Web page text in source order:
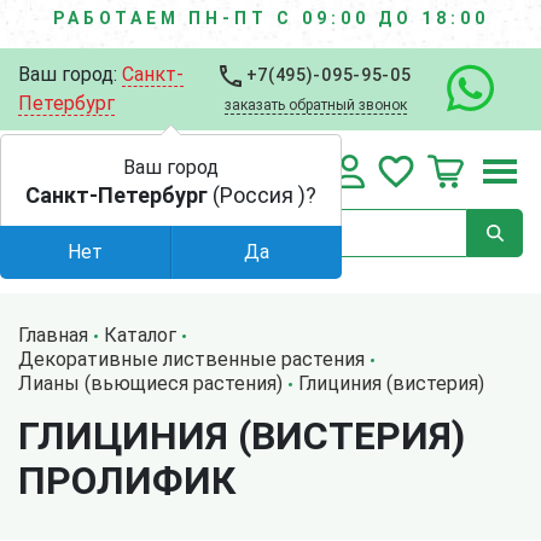
РАБОТАЕМ ПН-ПТ С 09:00 ДО 18:00
Ваш город: Санкт-
Петербург
+7(495)-095-95-05
заказать обратный звонок
Главная
Каталог
Декоративные лиственные растения
Лианы (вьющиеся растения)
Глициния (вистерия)
ГЛИЦИНИЯ (ВИСТЕРИЯ)
ПРОЛИФИК
Ваш город
Санкт-Петербург (Россия )?
Нет Да